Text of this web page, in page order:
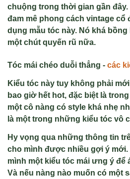
chuộng trong thời gian gần
đam mê phong cách vintage cổ
dụng mẫu tóc này. Nó khá
một chút quyến rũ nữa.
Tóc mái chéo duỗi thẳng - các ki
Kiểu tóc này tuy không phải
bao giờ hết hot, đặc biệt là
một cô nàng có style khá nhẹ
là một trong những kiểu tóc vô
Hy vọng qua những thông tin
cho mình được nhiều gợi ý
mình một kiểu tóc mái ưng ý để
Và nếu nàng nào muốn có một